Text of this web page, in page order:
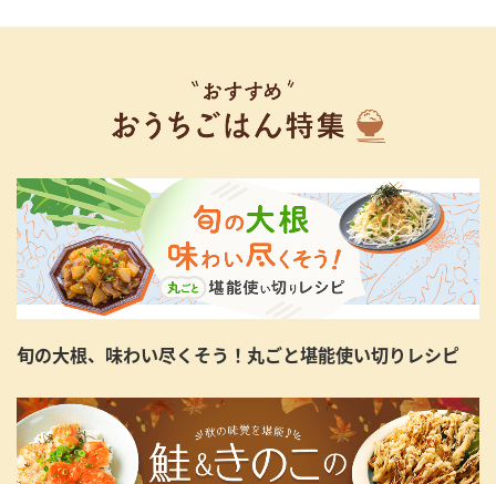
旬の大根、味わい尽くそう！丸ごと堪能使い切りレシピ